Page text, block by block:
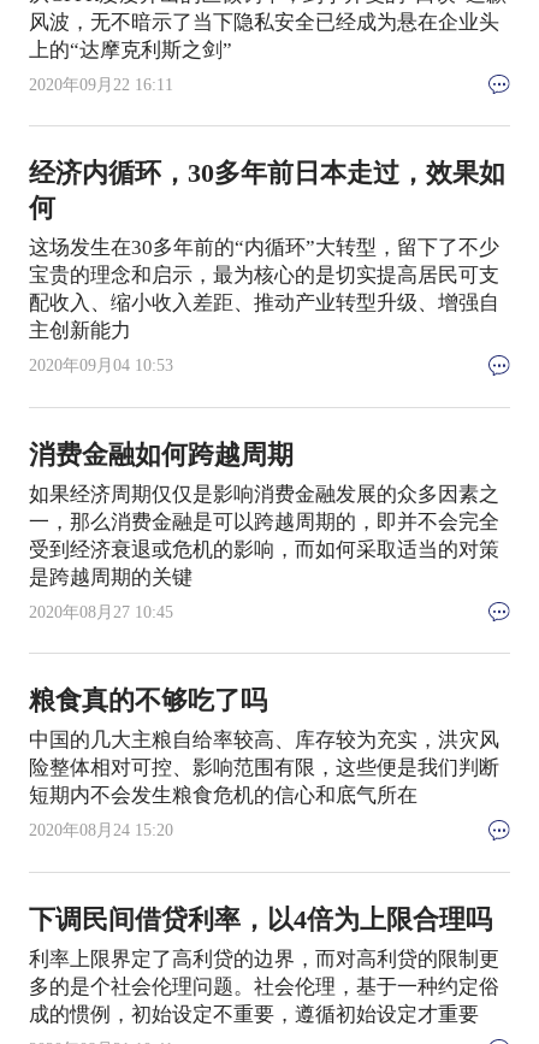
风波，无不暗示了当下隐私安全已经成为悬在企业头
上的“达摩克利斯之剑”
2020年09月22 16:11
经济内循环，30多年前日本走过，效果如
何
这场发生在30多年前的“内循环”大转型，留下了不少
宝贵的理念和启示，最为核心的是切实提高居民可支
配收入、缩小收入差距、推动产业转型升级、增强自
主创新能力
2020年09月04 10:53
消费金融如何跨越周期
如果经济周期仅仅是影响消费金融发展的众多因素之
一，那么消费金融是可以跨越周期的，即并不会完全
受到经济衰退或危机的影响，而如何采取适当的对策
是跨越周期的关键
2020年08月27 10:45
粮食真的不够吃了吗
中国的几大主粮自给率较高、库存较为充实，洪灾风
险整体相对可控、影响范围有限，这些便是我们判断
短期内不会发生粮食危机的信心和底气所在
2020年08月24 15:20
下调民间借贷利率，以4倍为上限合理吗
利率上限界定了高利贷的边界，而对高利贷的限制更
多的是个社会伦理问题。社会伦理，基于一种约定俗
成的惯例，初始设定不重要，遵循初始设定才重要